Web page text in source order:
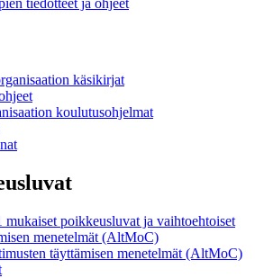
tiedotteet ja ohjeet
käsikirjat
koulutusohjelmat
poikkeusluvat ja vaihtoehtoiset
menetelmät (AltMoC)
täyttämisen menetelmät (AltMoC)